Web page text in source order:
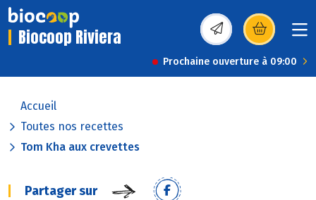
Biocoop Riviera (s’ouvre dans une
Prochaine ouverture à 09:00
Accueil
Toutes nos recettes
Tom Kha aux crevettes
Partager sur